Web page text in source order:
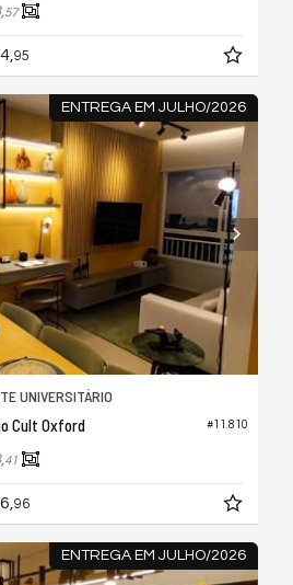
57
95
ENTREGA EM JULHO/2026
#11.810
UNIVERSITÁRIO
Cult Oxford
41
96
ENTREGA EM JULHO/2026